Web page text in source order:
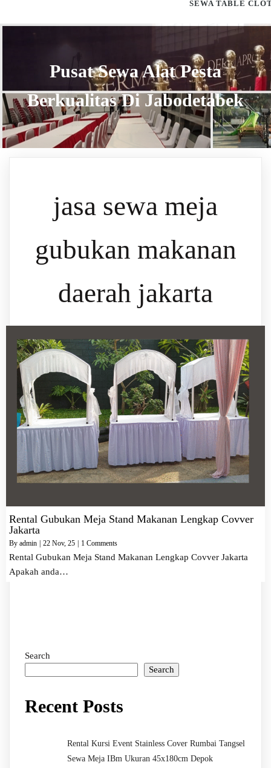
SEWA TABLE
Pusat Sewa Alat Pesta
Berkualitas Di Jabodetabek
jasa sewa meja
gubukan makanan
daerah jakarta
Rental Gubukan Meja Stand Makanan Lengkap Covver
Jakarta
By admin 22 Nov, 25 1 Comments
Rental Gubukan Meja Stand Makanan Lengkap Covver Jakarta
Apakah anda…
Search
Search
Recent Posts
Rental Kursi Event Stainless Cover Rumbai Tangsel
Sewa Meja IBm Ukuran 45x180cm Depok